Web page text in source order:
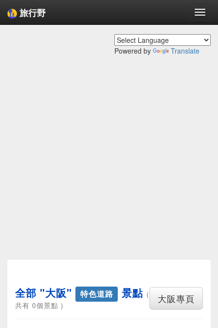
旅行野
Powered by Translate
大阪專頁
全部 "大阪" 特色道路 景點 (
共有 0個景點 )